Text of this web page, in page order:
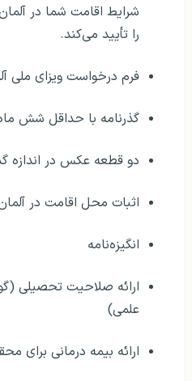
شرایط اقامت شما در
را تأیید می‌کند.
فرم درخواست ویزای ملی
گذرنامه با حداقل شش ماه
دو قطعه عکس در اندازه
اثبات محل اقامت در
انگیزه‌نامه
ارائه صلاحیت تحصیلی
علمی)
ارائه بیمه درمانی برای